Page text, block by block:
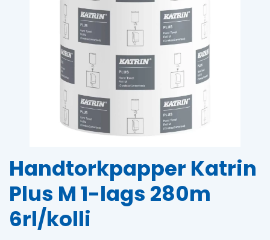
Handtorkpapper Katrin
Plus M 1-lags 280m
6rl/kolli